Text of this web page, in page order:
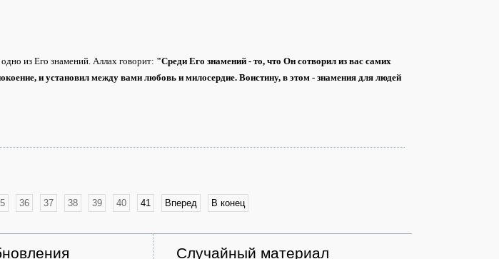
из Его знамений. Аллах говорит: "Среди Его знамений - то, что Он сотворил из вас самих
и установил между вами любовь и милосердие. Воистину, в этом - знамения для людей
36 37 38 39 40 41 Вперед В конец
Случайный материал